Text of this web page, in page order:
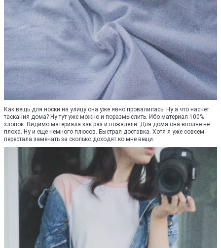
Как вещь для носки на улицу она уже явно провалилась. Ну а что насчет
таскания дома? Ну тут уже можно и поразмыслить. Ибо материал 100%
хлопок. Видимо материала как раз и пожалели. Для дома она вполне не
плоха. Ну и еще немного плюсов. Быстрая доставка. Хотя я уже совсем
перестала замечать за сколько доходят ко мне вещи.